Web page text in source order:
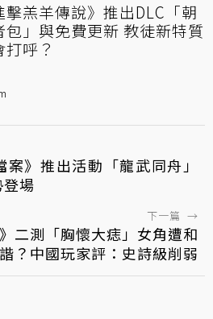
擊羔羊傳說》推出DLC「朝
包」與免費更新 教徒新特質
打呼？
》推出活動「龍武同舟」
場
下一篇 →
二測「胸懷大痣」女角遭和
諧？中國玩家評：史詩級削弱